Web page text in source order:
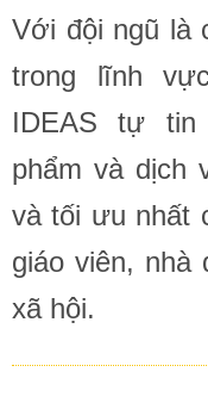
Với đội ngũ là
trong lĩnh
IDEAS tự tin
phẩm và dịch
và tối ưu nhất
giáo viên, nhà
xã hội.